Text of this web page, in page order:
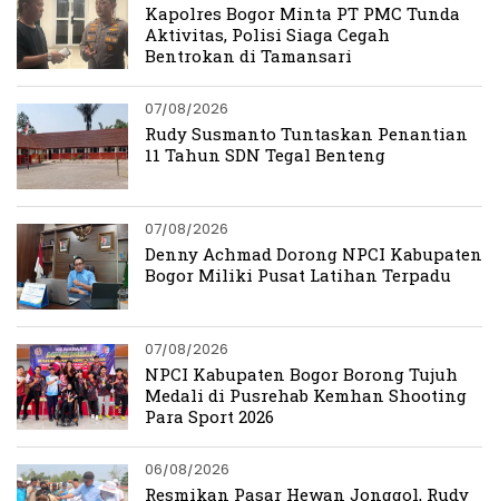
Kapolres Bogor Minta PT PMC Tunda
Aktivitas, Polisi Siaga Cegah
Bentrokan di Tamansari
07/08/2026
Rudy Susmanto Tuntaskan Penantian
11 Tahun SDN Tegal Benteng
07/08/2026
Denny Achmad Dorong NPCI Kabupaten
Bogor Miliki Pusat Latihan Terpadu
07/08/2026
NPCI Kabupaten Bogor Borong Tujuh
Medali di Pusrehab Kemhan Shooting
Para Sport 2026
06/08/2026
Resmikan Pasar Hewan Jonggol, Rudy